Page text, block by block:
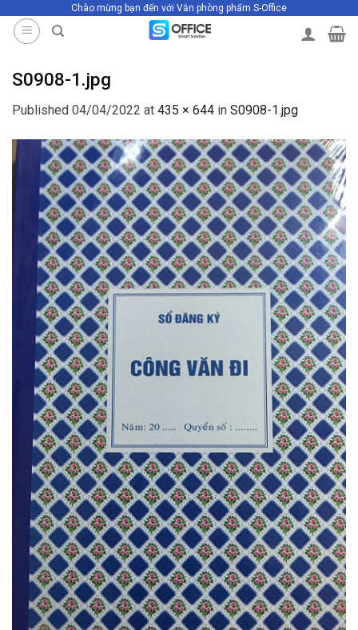
Chào mừng bạn đến với Văn phòng phẩm S-Office
S0908-1.jpg
Published 04/04/2022 at 435 × 644 in S0908-1.jpg